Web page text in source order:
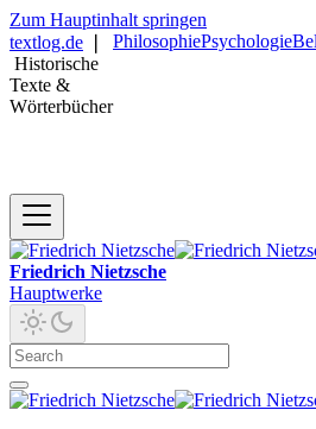
Zum Hauptinhalt springen
textlog.de
Historische
Texte &
Wörterbücher
PhilosophiePsychologie
Friedrich Nietzsche
Hauptwerke